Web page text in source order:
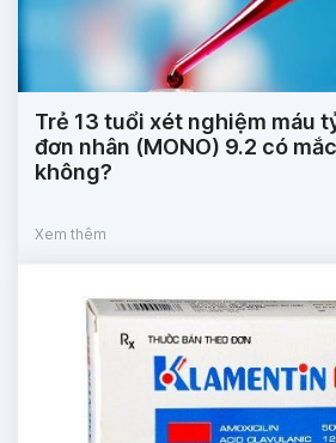
Trẻ 13 tuổi xét nghiệm máu
đơn nhân (MONO) 9.2 có
không?
Xem thêm